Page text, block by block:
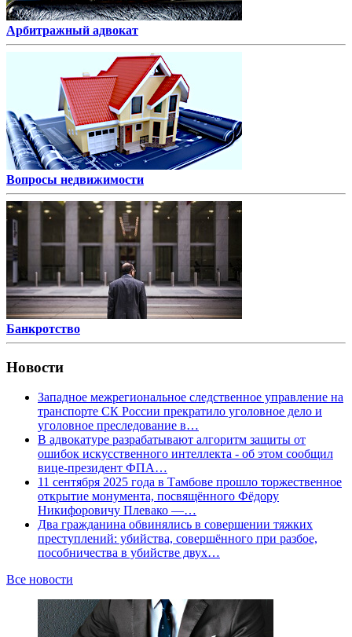
Арбитражный адвокат
Вопросы недвижимости
Банкротство
Новости
Западное межрегиональное следственное управление на
транспорте СК России прекратило уголовное дело и
уголовное преследование в…
В адвокатуре разрабатывают алгоритм защиты от
ошибок искусственного интеллекта - об этом сообщил
вице-президент ФПА…
11 сентября 2025 года в Тамбове прошло торжественное
открытие монумента, посвящённого Фёдору
Никифоровичу Плевако —…
Два гражданина обвинялись в совершении тяжких
преступлений: убийства, совершённого при разбое,
пособничества в убийстве двух…
Все новости